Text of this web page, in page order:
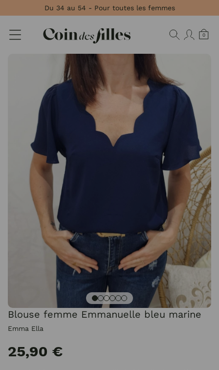
Du 34 au 54 - Pour toutes les femmes
0
Blouse femme Emmanuelle bleu marine
Emma Ella
25,90 €
Panneau de gestion des cookies